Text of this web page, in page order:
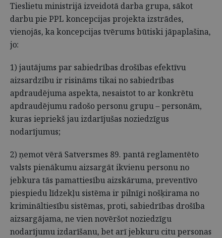
Tieslietu ministrijā izveidotā darba grupa, sākot
darbu pie PPL koncepcijas projekta izstrādes,
vienojās, ka koncepcijas tvērums būtiski jāpaplašina,
jo:
1) jautājums par sabiedrības drošības efektīvu
aizsardzību ir risināms tikai no sabiedrības
apdraudējuma aspekta, nesaistot to ar konkrētu
apdraudējumu radošo personu grupu – personām,
kuras iepriekš jau izdarījušas noziedzīgus
nodarījumus;
2) ņemot vērā Satversmes 89. pantā reglamentēto
valsts pienākumu aizsargāt ikvienu personu no
jebkura tās pamattiesību aizskāruma, preventīvo
piespiedu līdzekļu sistēma ir pilnīgi nošķirama no
krimināltiesību sistēmas, proti, sabiedrības drošība
aizsargājama, ne vien novēršot noziedzīgu
nodarījumu izdarīšanu, bet arī jebkuru citu personas